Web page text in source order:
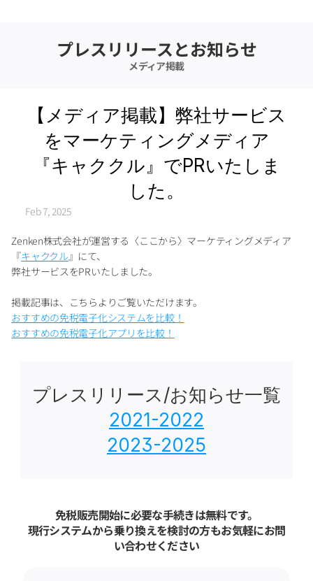
プレスリリースとお知らせ
メディア掲載
【メディア掲載】弊社サービス
をマーケティングメディア
『キャククル』でPRいたしま
した。
Feb 7, 2025
Zenken株式会社が運営する〈ここから〉マーケティングメディア
『キャククル』にて、
弊社サービスをPRいたしました。
掲載記事は、こちらよりご覧いただけます。
おすすめの免税電子化システムを比較！
おすすめの免税電子化アプリを比較！
プレスリリース/お知らせ一覧
2021-2022
2023-2025
免税販売開始に必要な手続きは無料です。
現行システムから乗り換えを検討の方もお気軽にお問
い合わせください